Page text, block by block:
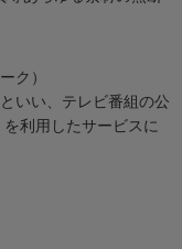
ク）
いい、テレビ番組の公
利用したサービスに